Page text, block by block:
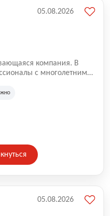
компания. В
с многолетним
опыт позволяют
05.08.2026
05.08.2026